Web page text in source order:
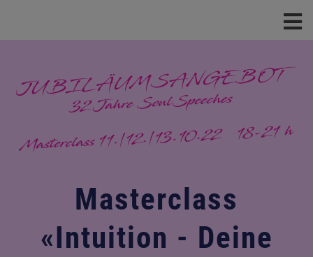
Masterclass
«Intuition - Deine